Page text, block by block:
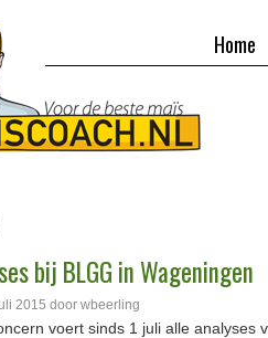
Home
bij BLGG in Wageningen
2015 door wbeerling
voert sinds 1 juli alle analyses